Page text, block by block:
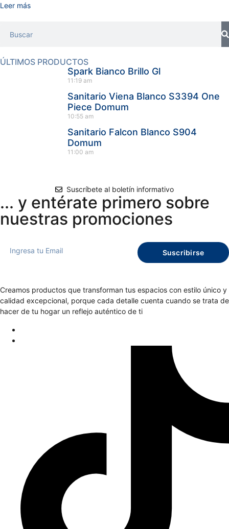
Leer más
ÚLTIMOS PRODUCTOS
Spark Bianco Brillo Gl
11:19 am
Sanitario Viena Blanco S3394 One
Piece Domum
10:55 am
Sanitario Falcon Blanco S904
Domum
11:00 am
Suscríbete al boletín informativo
... y entérate primero sobre
nuestras promociones
Suscribirse
Creamos productos que transforman tus espacios con estilo único y
calidad excepcional, porque cada detalle cuenta cuando se trata de
hacer de tu hogar un reflejo auténtico de ti